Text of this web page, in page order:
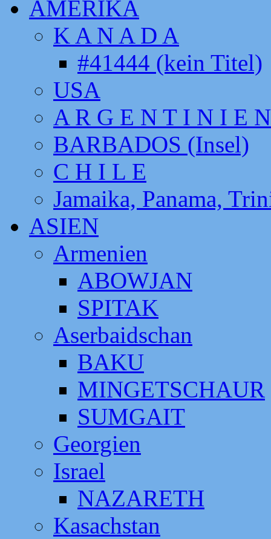
AMERIKA
K A N A D A
#41444 (kein Titel)
USA
A R G E N T I N I E N
BARBADOS (Insel)
C H I L E
Jamaika, Panama,
ASIEN
Armenien
ABOWJAN
SPITAK
Aserbaidschan
BAKU
MINGETSCHAUR
SUMGAIT
Georgien
Israel
NAZARETH
Kasachstan